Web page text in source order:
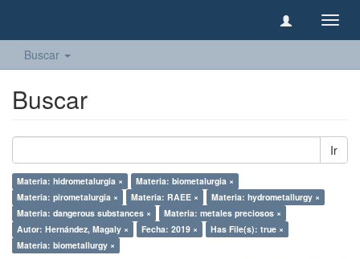
Buscar
Buscar
Ir
Materia: hidrometalurgia ×
Materia: biometalurgia ×
Materia: pirometalurgia ×
Materia: RAEE ×
Materia: hydrometallurgy ×
Materia: dangerous substances ×
Materia: metales preciosos ×
Autor: Hernández, Magaly ×
Fecha: 2019 ×
Has File(s): true ×
Materia: biometallurgy ×